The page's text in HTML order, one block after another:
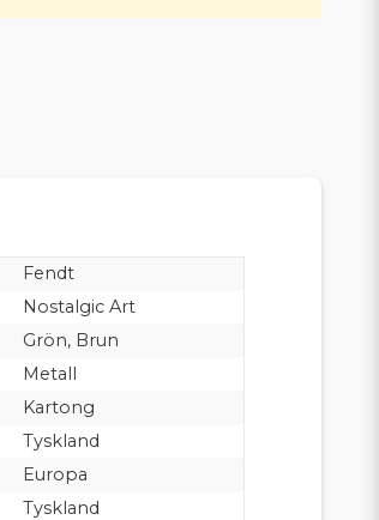
Fendt
Nostalgic Art
Grön, Brun
Metall
Kartong
Tyskland
Europa
Tyskland